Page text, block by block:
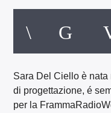
Sara Del Ciello è
di progettazione, é
per la